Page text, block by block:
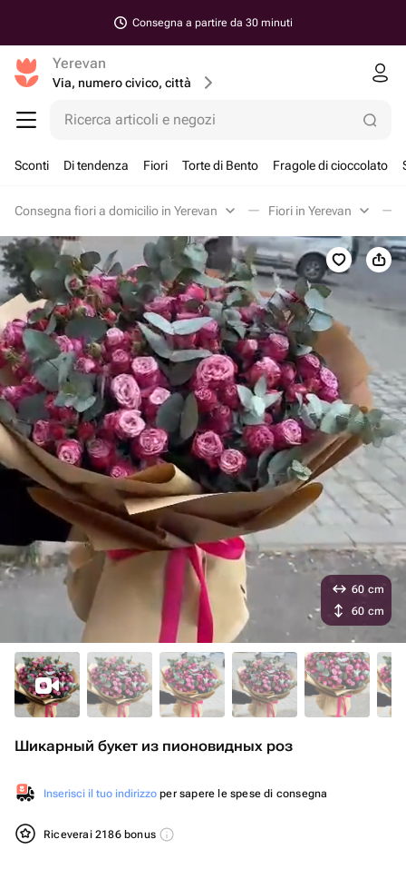
Consegna a partire da 30 minuti
Yerevan
Via, numero civico, città
Ricerca articoli e negozi
Sconti Di tendenza Fiori Torte di Bento Fragole di cioccolato
Consegna fiori a domicilio in Yerevan Fiori in Yerevan
Шикарный букет из пионовидных роз
Inserisci il tuo indirizzo per sapere le spese di consegna
Riceverai 2186 bonus
60 cm
60 cm